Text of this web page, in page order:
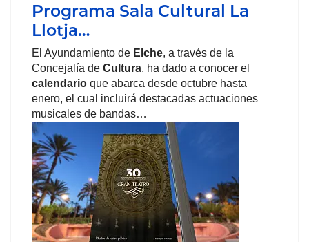
Programa Sala Cultural La
Llotja…
El Ayundamiento de Elche, a través de la
Concejalía de Cultura, ha dado a conocer el
calendario que abarca desde octubre hasta
enero, el cual incluirá destacadas actuaciones
musicales de bandas…